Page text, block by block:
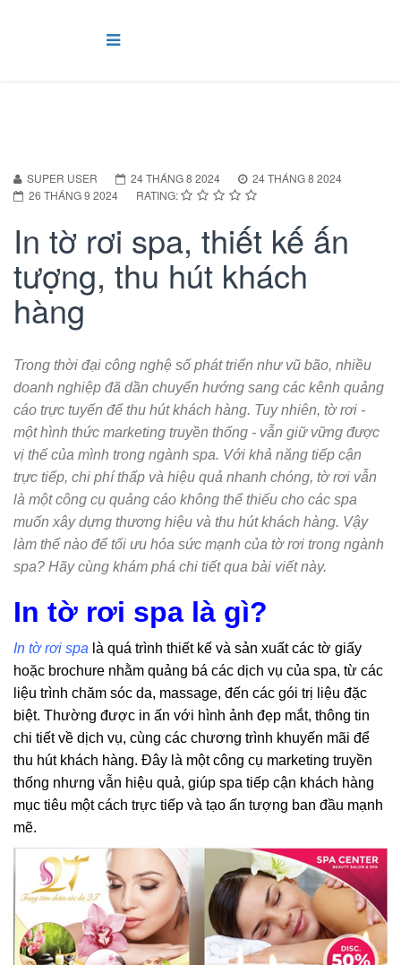
SUPER USER 24 THÁNG 8 2024
24 THÁNG 8 2024
26 THÁNG 9 2024
RATING:
In tờ rơi spa, thiết kế ấn
tượng, thu hút khách
hàng
Trong thời đại công nghệ số phát triển như vũ bão, nhiều
doanh nghiệp đã dần chuyển hướng sang các kênh quảng
cáo trực tuyến để thu hút khách hàng. Tuy nhiên, tờ rơi -
một hình thức marketing truyền thống - vẫn giữ vững được
vị thế của mình trong ngành spa. Với khả năng tiếp cận
trực tiếp, chi phí thấp và hiệu quả nhanh chóng, tờ rơi vẫn
là một công cụ quảng cáo không thể thiếu cho các spa
muốn xây dựng thương hiệu và thu hút khách hàng. Vậy
làm thế nào để tối ưu hóa sức mạnh của tờ rơi trong ngành
spa? Hãy cùng khám phá chi tiết qua bài viết này.
In tờ rơi spa là gì?
In tờ rơi spa là quá trình thiết kế và sản xuất các tờ giấy
hoặc brochure nhằm quảng bá các dịch vụ của spa, từ các
liệu trình chăm sóc da, massage, đến các gói trị liệu đặc
biệt. Thường được in ấn với hình ảnh đẹp mắt, thông tin
chi tiết về dịch vụ, cùng các chương trình khuyến mãi để
thu hút khách hàng. Đây là một công cụ marketing truyền
thống nhưng vẫn hiệu quả, giúp spa tiếp cận khách hàng
mục tiêu một cách trực tiếp và tạo ấn tượng ban đầu mạnh
mẽ.